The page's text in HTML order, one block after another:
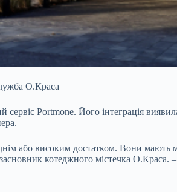
О.Краса
Portmone. Його інтеграція
або високим достатком. Вони мають
котеджного містечка О.Краса.